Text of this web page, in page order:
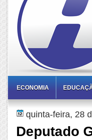
ECONOMIA
quinta-feira, 28
Deputado